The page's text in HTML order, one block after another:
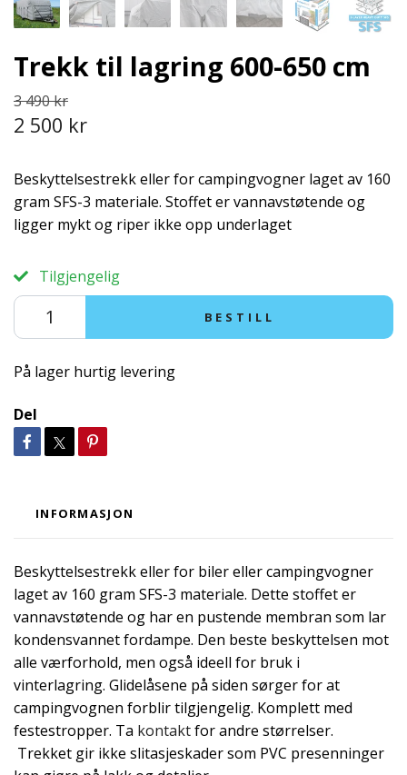
Trekk til lagring 600-650 cm
3 490 kr
2 500 kr
Beskyttelsestrekk eller for campingvogner laget av 160
gram SFS-3 materiale. Stoffet er vannavstøtende og
ligger mykt og riper ikke opp underlaget
Tilgjengelig
BESTILL
På lager hurtig levering
Del
INFORMASJON
Beskyttelsestrekk eller for biler eller campingvogner
laget av 160 gram SFS-3 materiale. Dette stoffet er
vannavstøtende og har en pustende membran som lar
kondensvannet fordampe. Den beste beskyttelsen mot
alle værforhold, men også ideell for bruk i
vinterlagring. Glidelåsene på siden sørger for at
campingvognen forblir tilgjengelig. Komplett med
festestropper. Ta kontaktfor andre størrelser.
Trekket gir ikke slitasjeskader som PVC presenninger